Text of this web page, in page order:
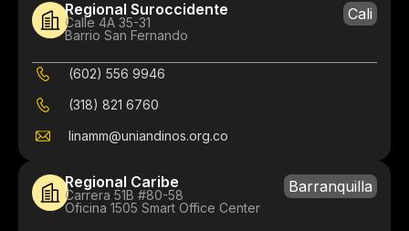
Regional Suroccidente
Calle 4A 35-31
Barrio San Fernando
Cali
(602) 556 9946
(318) 821 6760
linamm@uniandinos.org.co
Regional Caribe
Carrera 51B #80-58
Oficina 1505 Smart Office Center
Barranquilla